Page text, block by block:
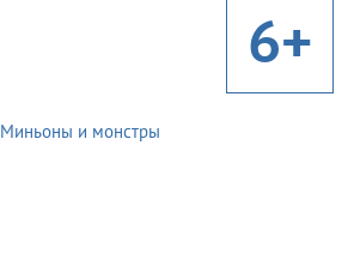
6+
Миньоны и монстры